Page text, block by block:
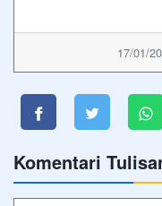
17/01/
Komentari